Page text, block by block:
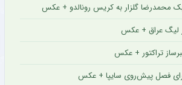
محمدرضا گلزار به کریس رونالدو + عکس
لیگ عراق + عکس
تراکتور + عکس
فصل پیش‌روی سایپا + عکس